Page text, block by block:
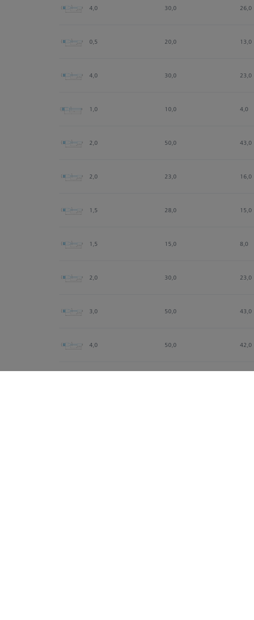
4,0 30,0 26,0
0,5 20,0 13,0
4,0 30,0 23,0
1,0 10,0 4,0
2,0 50,0 43,0
2,0 23,0 16,0
1,5 28,0 15,0
1,5 15,0 8,0
2,0 30,0 23,0
3,0 50,0 43,0
4,0 50,0 42,0